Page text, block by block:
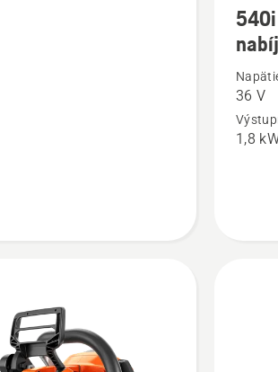
viac
540i
XP®
540i
36 V
1,8